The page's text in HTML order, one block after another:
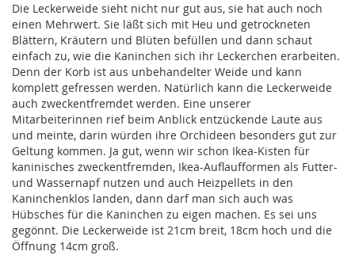
Die Leckerweide sieht nicht nur gut aus, sie hat auch noch
einen Mehrwert. Sie läßt sich mit Heu und getrockneten
Blättern, Kräutern und Blüten befüllen und dann schaut
einfach zu, wie die Kaninchen sich ihr Leckerchen erarbeiten.
Denn der Korb ist aus unbehandelter Weide und kann
komplett gefressen werden. Natürlich kann die Leckerweide
auch zweckentfremdet werden. Eine unserer
Mitarbeiterinnen rief beim Anblick entzückende Laute aus
und meinte, darin würden ihre Orchideen besonders gut zur
Geltung kommen. Ja gut, wenn wir schon Ikea-Kisten für
kaninisches zweckentfremden, Ikea-Auflaufformen als Futter-
und Wassernapf nutzen und auch Heizpellets in den
Kaninchenklos landen, dann darf man sich auch was
Hübsches für die Kaninchen zu eigen machen. Es sei uns
gegönnt. Die Leckerweide ist 21cm breit, 18cm hoch und die
Öffnung 14cm groß.